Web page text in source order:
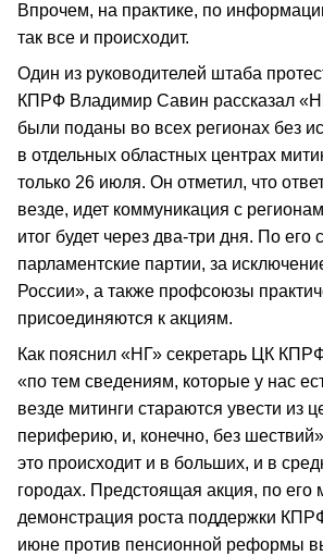
Впрочем, на практике, по
так все и происходит.
Один из руководителей штаба
КПРФ Владимир Савин рассказал
были поданы во всех регионах без
в отдельных областных центрах
только 26 июля. Он отметил, что
везде, идет коммуникация с
итог будет через два-три дня. По его
парламентские партии, за
России», а также профсоюзы
присоединяются к акциям.
Как пояснил «НГ» секретарь ЦК
«по тем сведениям, которые у нас
везде митинги стараются увести из
периферию, и, конечно, без
это происходит и в больших, и в
городах. Предстоящая акция, по его
демонстрация роста поддержки
июне против пенсионной реформы